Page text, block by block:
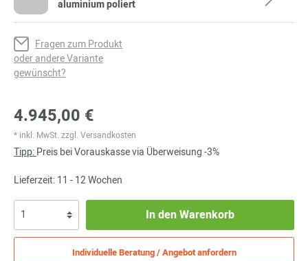
aluminium poliert
Fragen zum Produkt
oder andere Variante
gewünscht?
4.945,00 €
* inkl. MwSt. zzgl. Versandkosten
Tipp:Preis bei Vorauskasse via Überweisung -3%
Lieferzeit: 11 - 12 Wochen
In den Warenkorb
Individuelle Beratung / Angebot anfordern